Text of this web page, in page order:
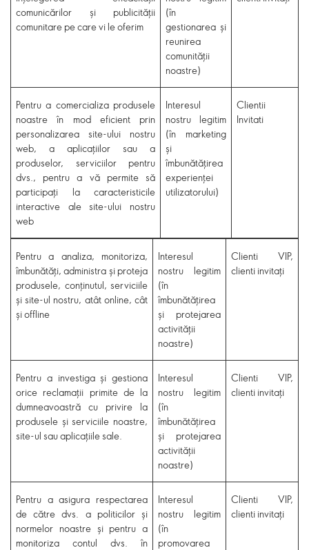
comunicărilor și publicității
comunitare pe care vi le oferim
(în
gestionarea și
reunirea
comunității
noastre)
Pentru a comercializa produsele
noastre în mod eficient prin
personalizarea site-ului nostru
web, a aplicațiilor sau a
produselor, serviciilor pentru
dvs., pentru a vă permite să
participați la caracteristicile
interactive ale site-ului nostru
web
Interesul
nostru legitim
(în marketing
și
îmbunătățirea
experienței
utilizatorului)
Clientii
Invitati
Pentru a analiza, monitoriza,
îmbunătăți, administra și proteja
produsele, conținutul, serviciile
și site-ul nostru, atât online, cât
și offline
Interesul
nostru legitim
(în
îmbunătățirea
și protejarea
activității
noastre)
Clienti VIP,
clienti invitați
Pentru a investiga și gestiona
orice reclamații primite de la
dumneavoastră cu privire la
produsele și serviciile noastre,
site-ul sau aplicațiile sale.
Interesul
nostru legitim
(în
îmbunătățirea
și protejarea
activității
noastre)
Clienti VIP,
clienti invitați
Pentru a asigura respectarea
de către dvs. a politicilor și
normelor noastre și pentru a
monitoriza contul dvs. în
Interesul
nostru legitim
(în
promovarea
Clienti VIP,
clienti invitați